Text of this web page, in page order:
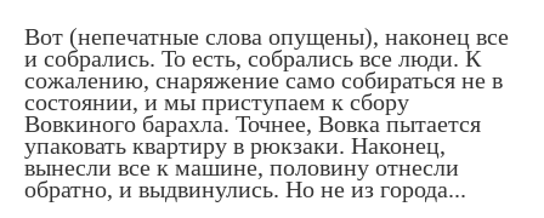
Вот (непечатные слова опущены), наконец все
и собрались. То есть, собрались все люди. К
сожалению, снаряжение само собираться не в
состоянии, и мы приступаем к сбору
Вовкиного барахла. Точнее, Вовка пытается
упаковать квартиру в рюкзаки. Наконец,
вынесли все к машине, половину отнесли
обратно, и выдвинулись. Но не из города...